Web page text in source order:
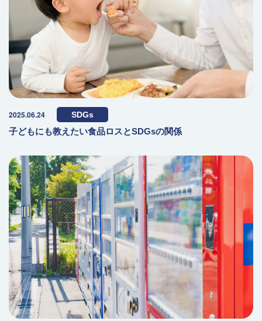
2025.06.24 SDGs
子どもにも教えたい食品ロスとSDGsの関係